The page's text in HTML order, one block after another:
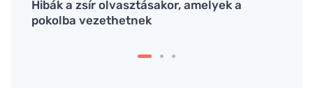
Hibák a zsír olvasztásakor, amelyek a
pokolba vezethetnek